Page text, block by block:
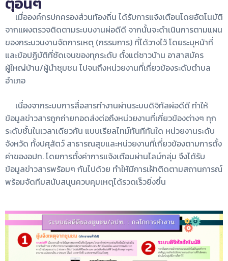
เมื่อองค์กรปกครองส่วนท้องถิ่น ได้รับการแจ้งเตือนโดยอัตโนมัติ
จากแผงตรวจติดตามระบบงานผ่อดีดี จากนั้นจะดำเนินการตามแผน
ของกระบวนงานจัดการเหตุ (กรรมการ) ที่ได้วางไว้ โดยระบุหน้าที่
และข้อปฏิบัติที่ชัดเจนของทุกระดับ ตั้งแต่ชาวบ้าน อาสาสมัคร
ผู้ใหญ่บ้าน/ผู้นำชุมชน ไปจนถึงหน่วยงานที่เกี่ยวข้องระดับตำบล
อำเภอ
เนื่องจากระบบการสื่อสารทำงานผ่านระบบดิจิทัลผ่อดีดี ทำให้
ข้อมูลข่าวสารถูกถ่ายทอดส่งต่อถึงหน่วยงานที่เกี่ยวข้องต่างๆ ทุก
ระดับชั้นในเวลาเดียวกัน แบบเรียลไทม์ทันทีทันใด หน่วยงานระดับ
จังหวัด ทั้งปศุสัตว์ สาธารณสุขและหน่วยงานที่เกี่ยวข้องตามการตั้ง
ค่าของอปท. โดยการตั้งค่าการแจ้งเตือนผ่านไลน์กลุ่ม จึงได้รับ
ข้อมูลข่าวสารพร้อมๆ กันไปด้วย ทำให้มีการเฝ้าติดตามสถานการณ์
พร้อมจัดทีมสนับสนุนควบคุมเหตุได้รวดเร็วยิ่งขึ้น